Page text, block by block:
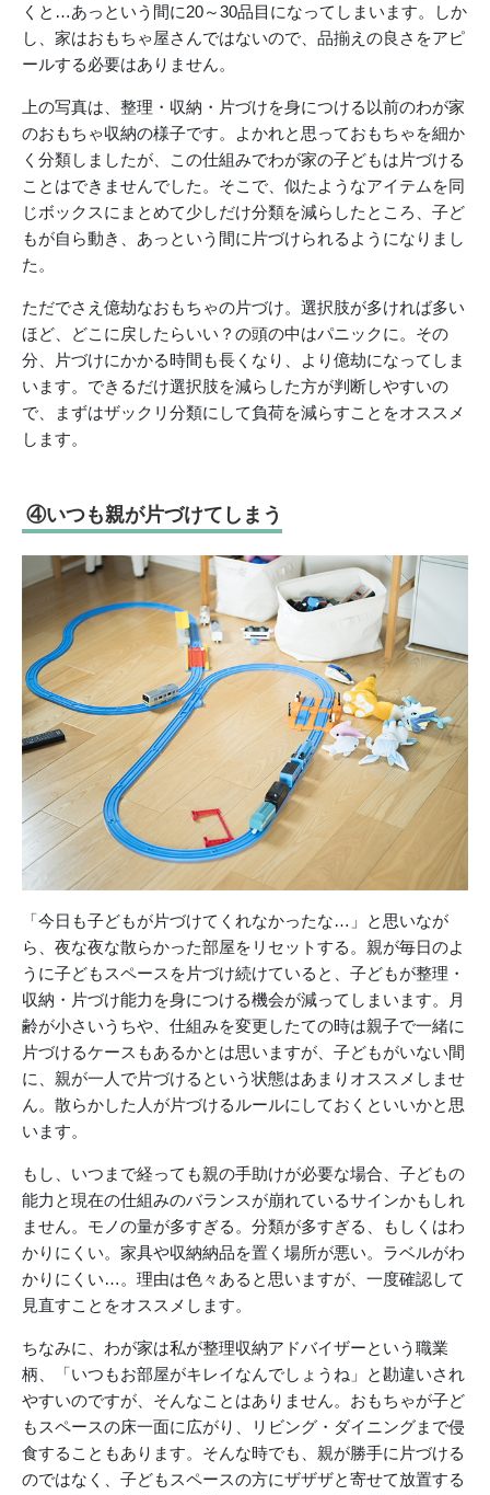
くと…あっという間に20～30品目になってしまいます。しか
し、家はおもちゃ屋さんではないので、品揃えの良さをアピ
ールする必要はありません。
上の写真は、整理・収納・片づけを身につける以前のわが家
のおもちゃ収納の様子です。よかれと思っておもちゃを細か
く分類しましたが、この仕組みでわが家の子どもは片づける
ことはできませんでした。そこで、似たようなアイテムを同
じボックスにまとめて少しだけ分類を減らしたところ、子ど
もが自ら動き、あっという間に片づけられるようになりまし
た。
ただでさえ億劫なおもちゃの片づけ。選択肢が多ければ多い
ほど、どこに戻したらいい？の頭の中はパニックに。その
分、片づけにかかる時間も長くなり、より億劫になってしま
います。できるだけ選択肢を減らした方が判断しやすいの
で、まずはザックリ分類にして負荷を減らすことをオススメ
します。
④いつも親が片づけてしまう
「今日も子どもが片づけてくれなかったな…」と思いなが
ら、夜な夜な散らかった部屋をリセットする。親が毎日のよ
うに子どもスペースを片づけ続けていると、子どもが整理・
収納・片づけ能力を身につける機会が減ってしまいます。月
齢が小さいうちや、仕組みを変更したての時は親子で一緒に
片づけるケースもあるかとは思いますが、子どもがいない間
に、親が一人で片づけるという状態はあまりオススメしませ
ん。散らかした人が片づけるルールにしておくといいかと思
います。
もし、いつまで経っても親の手助けが必要な場合、子どもの
能力と現在の仕組みのバランスが崩れているサインかもしれ
ません。モノの量が多すぎる。分類が多すぎる、もしくはわ
かりにくい。家具や収納納品を置く場所が悪い。ラベルがわ
かりにくい…。理由は色々あると思いますが、一度確認して
見直すことをオススメします。
ちなみに、わが家は私が整理収納アドバイザーという職業
柄、「いつもお部屋がキレイなんでしょうね」と勘違いされ
やすいのですが、そんなことはありません。おもちゃが子ど
もスペースの床一面に広がり、リビング・ダイニングまで侵
食することもあります。そんな時でも、親が勝手に片づける
のではなく、子どもスペースの方にザザザと寄せて放置する